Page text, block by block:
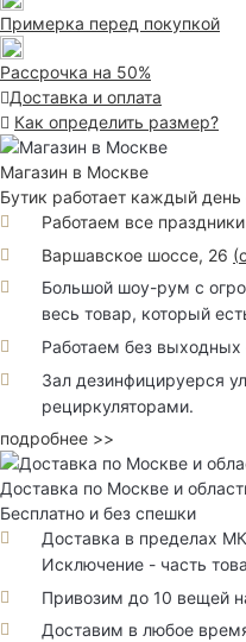
Примерка перед покупкой
Рассрочка на 50%
Доставка и оплата
Как определить размер?
Магазин в Москве
Бутик работает каждый
Работаем все
Варшавское шоссе, 26 (
Большой шоу-рум с
весь товар, который
Работаем без
Зал дезинфицируерся
рециркуляторами.
подробнее >>
Доставка по Москве и
Бесплатно и без спешки
Доставка в пределах
Исключение - часть
Привозим до 10 вещей
Доставим в любое